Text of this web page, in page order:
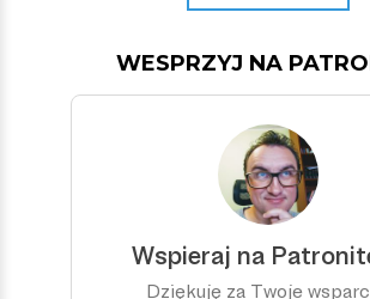
WESPRZYJ NA